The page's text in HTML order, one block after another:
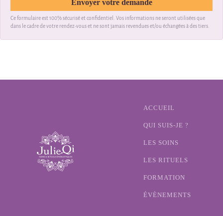
Envoyer votre demande
Ce formulaire est 100% sécurisé et confidentiel. Vos informations ne seront utilisées que
dans le cadre de votre rendez-vous et ne sont jamais revendues et/ou échangées à des tiers.
ACCUEIL
QUI SUIS-JE ?
LES SOINS
LES RITUELS
FORMATION
ÉVÈNEMENTS